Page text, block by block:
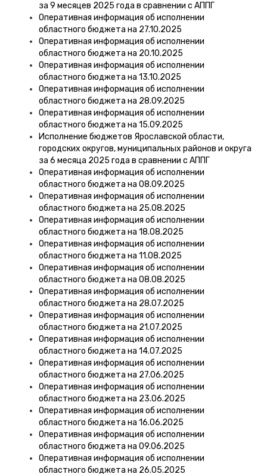
за 9 месяцев 2025 года в сравнении с АППГ
Оперативная информация об исполнении
областного бюджета на 27.10.2025
Оперативная информация об исполнении
областного бюджета на 20.10.2025
Оперативная информация об исполнении
областного бюджета на 13.10.2025
Оперативная информация об исполнении
областного бюджета на 28.09.2025
Оперативная информация об исполнении
областного бюджета на 15.09.2025
Исполнение бюджетов Ярославской области,
городских округов, муниципальных районов и округа
за 6 месяца 2025 года в сравнении с АППГ
Оперативная информация об исполнении
областного бюджета на 08.09.2025
Оперативная информация об исполнении
областного бюджета на 25.08.2025
Оперативная информация об исполнении
областного бюджета на 18.08.2025
Оперативная информация об исполнении
областного бюджета на 11.08.2025
Оперативная информация об исполнении
областного бюджета на 08.08.2025
Оперативная информация об исполнении
областного бюджета на 28.07.2025
Оперативная информация об исполнении
областного бюджета на 21.07.2025
Оперативная информация об исполнении
областного бюджета на 14.07.2025
Оперативная информация об исполнении
областного бюджета на 27.06.2025
Оперативная информация об исполнении
областного бюджета на 23.06.2025
Оперативная информация об исполнении
областного бюджета на 16.06.2025
Оперативная информация об исполнении
областного бюджета на 09.06.2025
Оперативная информация об исполнении
областного бюджета на 26.05.2025